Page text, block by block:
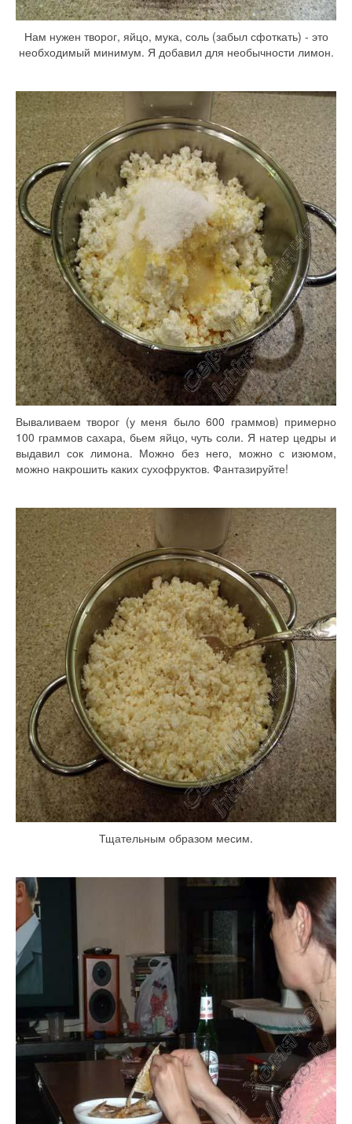
Нам нужен творог, яйцо, мука, соль (забыл сфоткать) - это
необходимый минимум. Я добавил для необычности лимон.
Вываливаем творог (у меня было 600 граммов) примерно
100 граммов сахара, бьем яйцо, чуть соли. Я натер цедры и
выдавил сок лимона. Можно без него, можно с изюмом,
можно накрошить каких сухофруктов. Фантазируйте!
Тщательным образом месим.